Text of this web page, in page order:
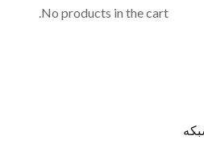
No products in the cart.